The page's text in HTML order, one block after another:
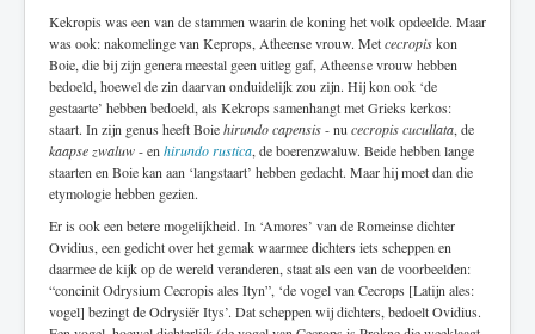
Kekropis was een van de stammen waarin de koning het volk opdeelde. Maar
was ook: nakomelinge van Keprops, Atheense vrouw. Metcecropiskon
Boie, die bij zijn genera meestal geen uitleg gaf, Atheense vrouw hebben
bedoeld, hoewel de zin daarvan onduidelijk zou zijn. Hij kon ook ‘de
gestaarte’ hebben bedoeld, als Kekrops samenhangt met Grieks kerkos:
staart. In zijn genus heeft Boiehirundo capensis- nu cecropis cucullata, de
kaapse zwaluw- en hirundo rustica, de boerenzwaluw. Beide hebben lange
staarten en Boie kan aan ‘langstaart’ hebben gedacht. Maar hij moet dan die
etymologie hebben gezien.
Er is ook een betere mogelijkheid. In ‘Amores’ van de Romeinse dichter
Ovidius, een gedicht over het gemak waarmee dichters iets scheppen en
daarmee de kijk op de wereld veranderen, staat als een van de voorbeelden:
“concinit Odrysium Cecropis ales Ityn”, ‘de vogel van Cecrops [Latijn ales:
vogel] bezingt de Odrysiër Itys’. Dat scheppen wij dichters, bedoelt Ovidius.